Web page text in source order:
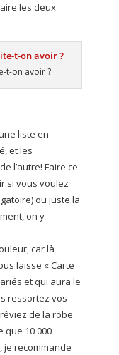
les deux
t-on avoir ?
liste en
et les
l’autre! Faire ce
si vous voulez
ou juste la
on y
car là
laisse « Carte
et qui aura le
ressortez vos
de la robe
que 10 000
je recommande